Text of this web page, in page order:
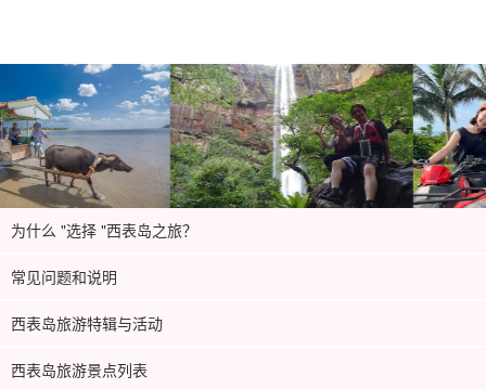
为什么 "选择 "西表岛之旅？
常见问题和说明
西表岛旅游特辑与活动
西表岛旅游景点列表